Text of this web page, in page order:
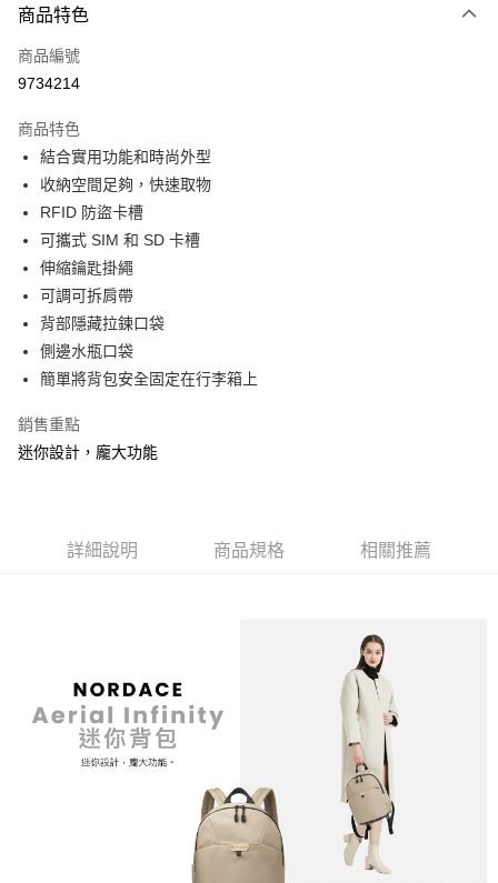
相關說明
1.本服務由台灣大哥大提供，台灣大哥大用戶可立即使用無須另外申請。
2.付款方式選擇「大哥付你分期」，訂單成立後會自動跳轉到大哥付的交易
3.實際核准額度、可分期數及費用金額請依後續交易確認頁面所載為準。
4.訂單成立30分鐘內，如未前往確認交易或遇審核未通過，訂單將自動取
消。如遇「轉專審核」未通過狀況，表示未達大哥付你分期系統評分，恕無
法說明評估內容。
【繳款方式說明】
1.分期款項不併入電信帳單，「大哥付你分期」於每月結算日後寄送繳費提
2.透過簡訊連結打開帳單後，可選擇「超商條碼／台灣大直營門市／銀行轉
帳／街口支付／iPASS MONEY」等通路繳費。
【注意事項】
1.本服務係由「台灣大哥大股份有限公司」（以下簡稱本公司）所提供，讓
用戶於交易時，得透過本服務購買商品或服務，並由商店將買賣／分期付款
2.基於同意付款使用「大哥付你分期」之契約關係目的，商店將以您的個人
資料（包含姓名、電話或地址）提供予台灣大哥大進項蒐集、處理及利用，
由本公司與您本人進行分期帳單所需資料之確認、核對及更正。
ATM付款
貨到付款
運送方式
宅配物流
每筆NT$80，滿NT$490(含以上)免運費
每筆NT$100，滿NT$1,500(含以上)免運費
付款後門市自取
免運費
每筆NT$80，滿NT$1,000(含以上)免運費
商品特色
商品編號
9734214
商品特色
結合實用功能和時尚外型
收納空間足夠，快速取物
RFID 防盜卡槽
可攜式 SIM 和 SD 卡槽
伸縮鑰匙掛繩
可調可拆肩帶
背部隱藏拉鍊口袋
側邊水瓶口袋
簡單將背包安全固定在行李箱上
銷售重點
迷你設計，龐大功能
詳細說明 商品規格 相關推薦